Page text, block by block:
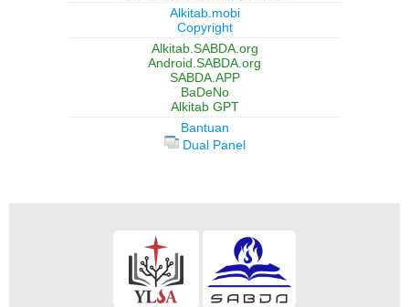
Alkitab.mobi
Copyright
Alkitab.SABDA.org
Android.SABDA.org
SABDA.APP
BaDeNo
Alkitab GPT
Bantuan
Dual Panel